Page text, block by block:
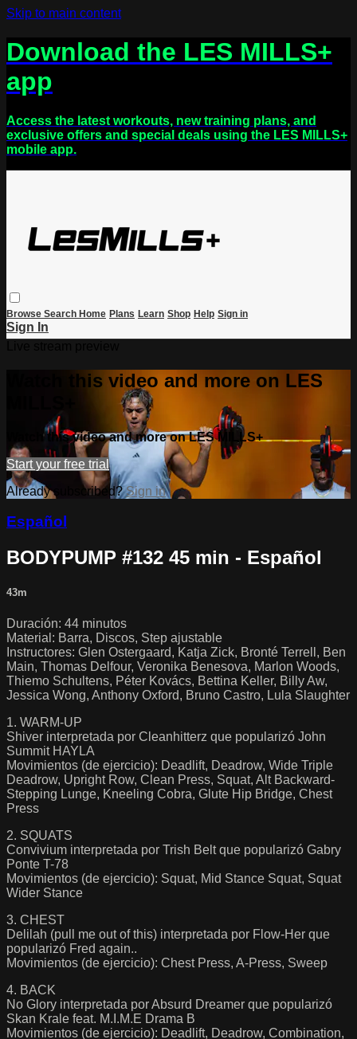
Skip to main content
Download the LES MILLS+
app
Access the latest workouts, new training plans, and
exclusive offers and special deals using the LES MILLS+
mobile app.
Browse Search Home Plans Learn Shop Help Sign in
Sign In
Watch this video and more on LES
Watch this video and more on LES MILLS+
Start your free trial
Already subscribed?Sign in
Español
BODYPUMP #132 45 min - Español
43m
Duración: 44 minutos
Material: Barra, Discos, Step ajustable
Instructores: Glen Ostergaard, Katja Zick, Bronté Terrell, Ben
Main, Thomas Delfour, Veronika Benesova, Marlon Woods,
Thiemo Schultens, Péter Kovács, Bettina Keller, Billy Aw,
Jessica Wong, Anthony Oxford, Bruno Castro, Lula Slaughter
1. WARM-UP
Shiver interpretada por Cleanhitterz que popularizó John
Summit HAYLA
Movimientos (de ejercicio): Deadlift, Deadrow, Wide Triple
Deadrow, Upright Row, Clean Press, Squat, Alt Backward-
Stepping Lunge, Kneeling Cobra, Glute Hip Bridge, Chest
Press
2. SQUATS
Convivium interpretada por Trish Belt que popularizó Gabry
Ponte T-78
Movimientos (de ejercicio): Squat, Mid Stance Squat, Squat
Wider Stance
3. CHEST
Delilah (pull me out of this) interpretada por Flow-Her que
popularizó Fred again..
Movimientos (de ejercicio): Chest Press, A-Press, Sweep
4. BACK
No Glory interpretada por Absurd Dreamer que popularizó
Skan Krale feat. M.I.M.E Drama B
Movimientos (de ejercicio): Deadlift, Deadrow, Combination,